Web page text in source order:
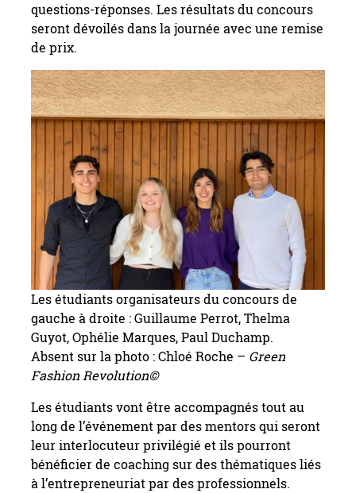
questions-réponses. Les résultats du concours
seront dévoilés dans la journée avec une remise
de prix.
Les étudiants organisateurs du concours de
gauche à droite : Guillaume Perrot, Thelma
Guyot, Ophélie Marques, Paul Duchamp.
Absent sur la photo : Chloé Roche – Green
Fashion Revolution©
Les étudiants vont être accompagnés tout au
long de l’événement par des mentors qui seront
leur interlocuteur privilégié et ils pourront
bénéficier de coaching sur des thématiques liés
à l’entrepreneuriat par des professionnels.